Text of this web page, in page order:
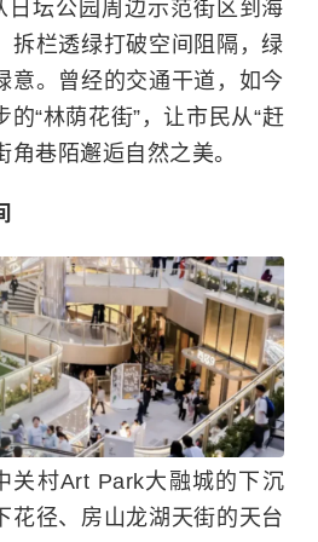
日坛公园周边示范街区到海
拆栏透绿打破空间阻隔，绿
意。曾经的交通干道，如今
“林荫花街”，让市民从“赶
角巷陌邂逅自然之美。
关村Art Park大融城的下沉
花径、房山龙湖天街的天台